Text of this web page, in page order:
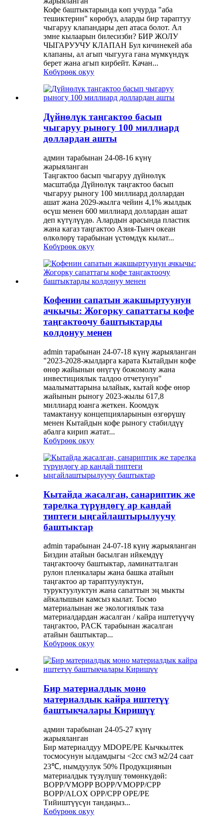
Кофе баштыктарында көп учурда "аба
тешиктерин" көрөбүз, аларды бир тараптуу
чыгаруу клапандары деп атаса болот. Ал
эмне кылаарын билесизби? БИР ЖОЛУ
ЧЫГАРУУЧУ КЛАПАН Бул кичинекей аба
клапаны, ал агып чыгууга гана мүмкүндүк
берет жана агып кирбейт. Качан...
Көбүрөөк окуу
Дүйнөлүк таңгактоо басып
чыгаруу рыногу 100 миллиард
доллардан ашты
админ тарабынан 24-08-16 күнү
жарыяланган
Таңгактоо басып чыгаруу дүйнөлүк
масштабда Дүйнөлүк таңгактоо басып
чыгаруу рыногу 100 миллиард доллардан
ашат жана 2029-жылга чейин 4,1% жылдык
өсүш менен 600 миллиард доллардан ашат
деп күтүлүүдө. Алардын арасында пластик
жана кагаз таңгактоо Азия-Тынч океан
өлкөлөрү тарабынан үстөмдүк кылат...
Көбүрөөк окуу
Кофенин сапатын жакшыртуунун
ачкычы: Жогорку сапаттагы кофе
таңгактоочу баштыктарды
колдонуу менен
admin тарабынан 24-07-18 күнү жарыяланган
"2023-2028-жылдарга карата Кытайдын кофе
өнөр жайынын өнүгүү божомолу жана
инвестициялык талдоо отчетунун"
маалыматтарына ылайык, кытай кофе өнөр
жайынын рыногу 2023-жылы 617,8
миллиард юанга жеткен. Коомдук
тамактануу концепцияларынын өзгөрүшү
менен Кытайдын кофе рыногу стабилдүү
абалга кирип жатат...
Көбүрөөк окуу
Кытайда жасалган, санариптик же
тарелка түрүндөгү ар кандай
типтеги ыңгайлаштырылуучу
баштыктар
admin тарабынан 24-07-18 күнү жарыяланган
Биздин атайын басылган ийкемдүү
таңгактоочу баштыктар, ламинатталган
рулон пленкалары жана башка атайын
таңгактоо ар тараптуулуктун,
туруктуулуктун жана сапаттын эң мыкты
айкалышын камсыз кылат. Тосмо
материалынан же экологиялык таза
материалдардан жасалган / кайра иштетүүчү
таңгактоо, PACK тарабынан жасалган
атайын баштыктар...
Көбүрөөк окуу
Бир материалдык моно
материалдык кайра иштетүү
баштыкчалары Киришүү
админ тарабынан 24-05-27 күнү
жарыяланган
Бир материалдуу MDOPE/PE Кычкылтек
тосмосунун ылдамдыгы <2cc см3 м2/24 саат
23℃, нымдуулук 50% Продукциянын
материалдык түзүлүшү төмөнкүдөй:
BOPP/VMOPP BOPP/VMOPP/CPP
BOPP/ALOX OPP/CPP OPE/PE
Тийиштүүсүн тандаңыз...
Көбүрөөк окуу